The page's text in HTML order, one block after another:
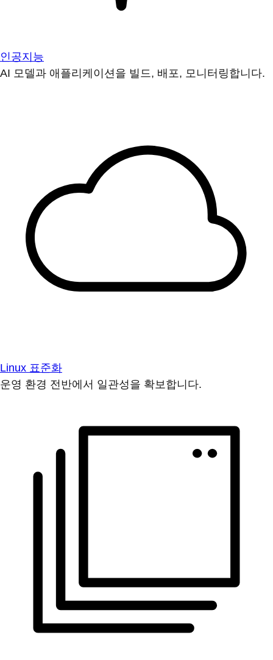
인공지능
AI 모델과 애플리케이션을 빌드, 배포, 모니터링합니다.
Linux 표준화
운영 환경 전반에서 일관성을 확보합니다.